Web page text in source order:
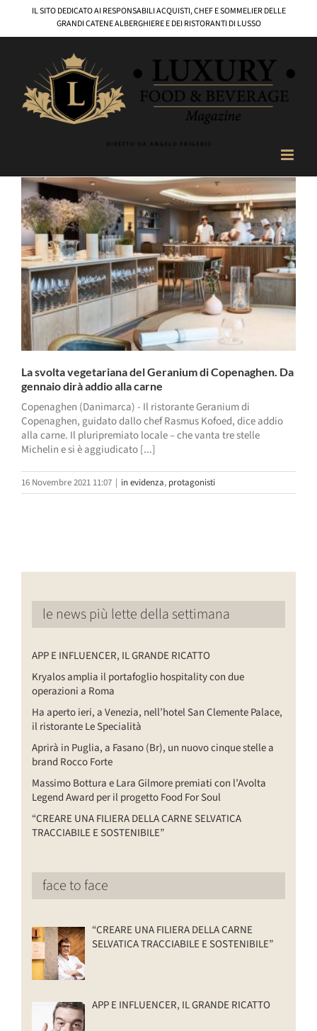
contenuto
IL SITO DEDICATO AI RESPONSABILI ACQUISTI, CHEF E SOMMELIER DELLE
GRANDI CATENE ALBERGHIERE E DEI RISTORANTI DI LUSSO
La svolta vegetariana del Geranium di Copenaghen. Da
gennaio dirà addio alla carne
Copenaghen (Danimarca) - Il ristorante Geranium di
Copenaghen, guidato dallo chef Rasmus Kofoed, dice addio
alla carne. Il pluripremiato locale – che vanta tre stelle
Michelin e si è aggiudicato [...]
16 Novembre 2021 11:07 | in evidenza, protagonisti
le news più lette della settimana
APP E INFLUENCER, IL GRANDE RICATTO
Kryalos amplia il portafoglio hospitality con due
operazioni a Roma
Ha aperto ieri, a Venezia, nell’hotel San Clemente Palace,
il ristorante Le Specialità
Aprirà in Puglia, a Fasano (Br), un nuovo cinque stelle a
brand Rocco Forte
Massimo Bottura e Lara Gilmore premiati con l’Avolta
Legend Award per il progetto Food For Soul
“CREARE UNA FILIERA DELLA CARNE SELVATICA
TRACCIABILE E SOSTENIBILE”
face to face
“CREARE UNA FILIERA DELLA CARNE
SELVATICA TRACCIABILE E SOSTENIBILE”
APP E INFLUENCER, IL GRANDE RICATTO